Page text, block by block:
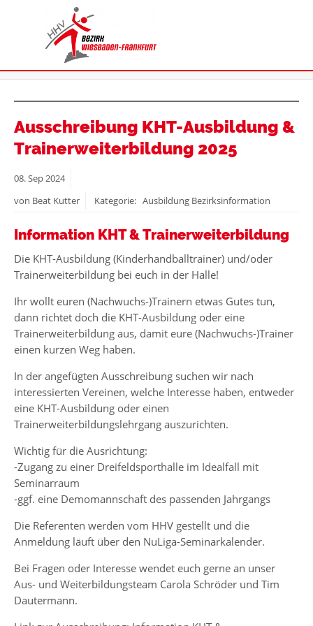
Ausschreibung KHT-Ausbildung &
Trainerweiterbildung 2025
08.Sep2024
von Beat Kutter
Kategorie: Ausbildung Bezirksinformation
Information KHT & Trainerweiterbildung
Die KHT-Ausbildung (Kinderhandballtrainer) und/oder
Trainerweiterbildung bei euch in der Halle!
Ihr wollt euren (Nachwuchs-)Trainern etwas Gutes tun,
dann richtet doch die KHT-Ausbildung oder eine
Trainerweiterbildung aus, damit eure (Nachwuchs-)Trainer
einen kurzen Weg haben.
In der angefügten Ausschreibung suchen wir nach
interessierten Vereinen, welche Interesse haben, entweder
eine KHT-Ausbildung oder einen
Trainerweiterbildungslehrgang auszurichten.
Wichtig für die Ausrichtung:
-Zugang zu einer Dreifeldsporthalle im Idealfall mit
Seminarraum
-ggf. eine Demomannschaft des passenden Jahrgangs
Die Referenten werden vom HHV gestellt und die
Anmeldung läuft über den NuLiga-Seminarkalender.
Bei Fragen oder Interesse wendet euch gerne an unser
Aus- und Weiterbildungsteam Carola Schröder und Tim
Dautermann.